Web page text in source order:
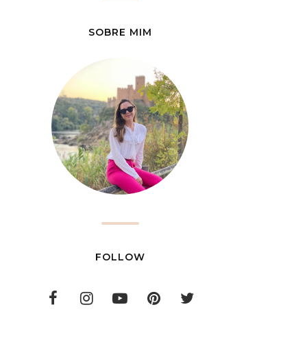
SOBRE MIM
FOLLOW